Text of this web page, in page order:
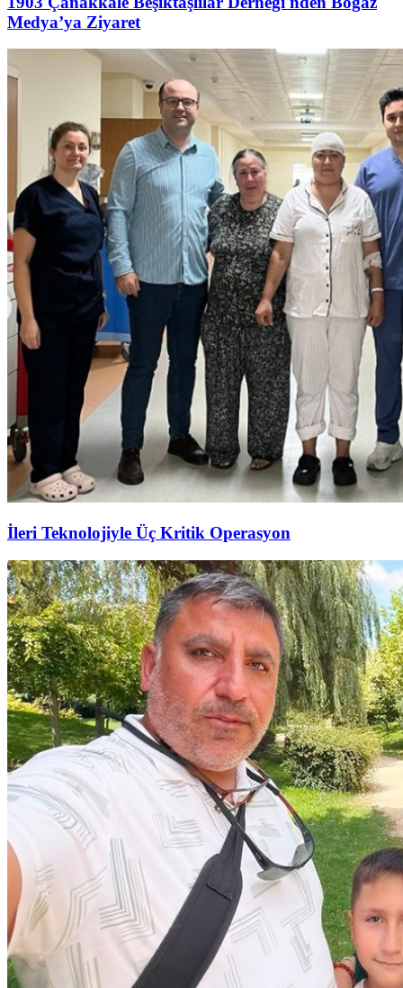
Medya’ya Ziyaret
İleri Teknolojiyle Üç Kritik Operasyon